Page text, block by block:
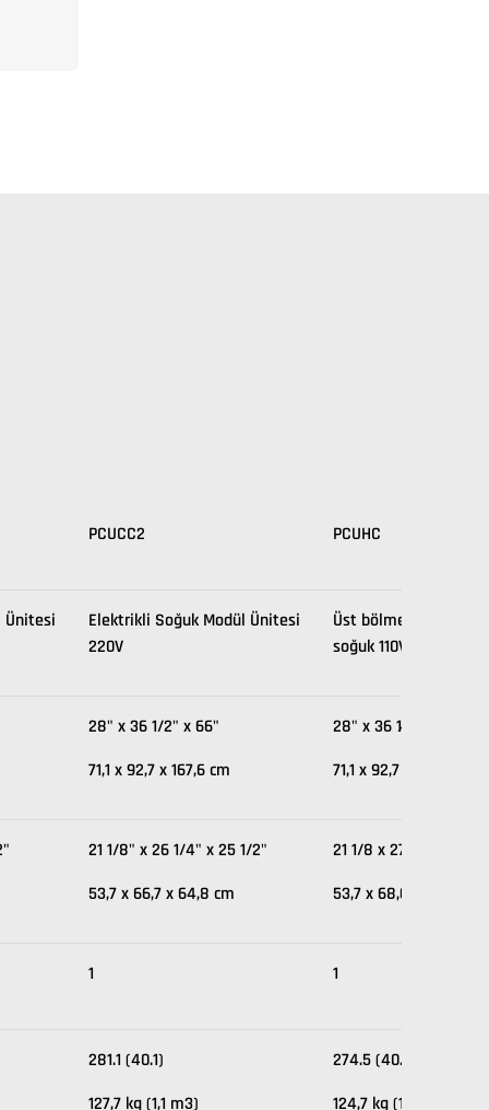
PCUCC2 PCUHC
Ünitesi
Elektrikli Soğuk Modül Ünitesi
220V
Üst bölme sıcak, alt
soğuk 110V
28" x 36 1/2" x 66"
71,1 x 92,7 x 167,6 cm
28" x 36 1⁄2" x 66"
71,1 x 92,7 x 167,6 cm
21 1/8" x 26 1/4" x 25 1/2"
53,7 x 66,7 x 64,8 cm
21 1/8 x 27"x 25 1/2"
53,7 x 68,6 x 64,8 cm
1 1
281.1 (40.1)
127,7 kg (1,1 m3)
274.5 (40.1)
124,7 kg (1,1 m3)